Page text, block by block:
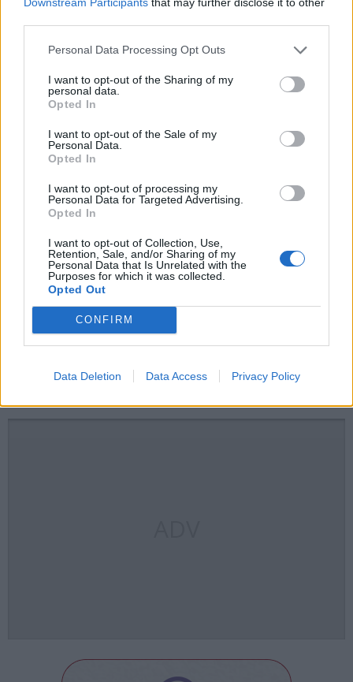
Personal Data Processing Opt Outs
I want to opt-out of the Sharing of my
personal data.
Opted In
I want to opt-out of the Sale of my
Personal Data.
Opted In
I want to opt-out of processing my
Personal Data for Targeted Advertising.
Opted In
I want to opt-out of Collection, Use,
Retention, Sale, and/or Sharing of my
Personal Data that Is Unrelated with the
Purposes for which it was collected.
Opted Out
CONFIRM
Data Deletion Data Access Privacy Policy
MAGGIORI INFORMAZIONI
3409266691
sullalineacadorna@gmail.com
https://www.amicidelmonteorsa.com/
Seguici su
ORGANIZZATO DA
Saltrio
22 Marzo 2022
Ma.Ge.